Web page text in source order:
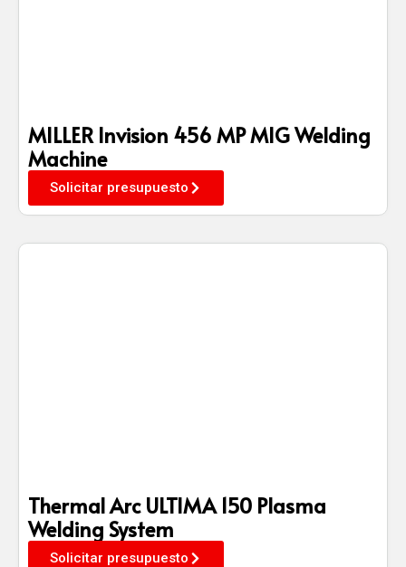
MILLER Invision 456 MP MIG Welding
Machine
Solicitar presupuesto
Thermal Arc ULTIMA 150 Plasma
Welding System
Solicitar presupuesto